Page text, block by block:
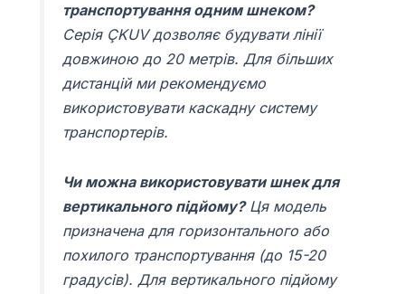
транспортування одним шнеком?
Серія ÇKUV дозволяє будувати лінії
довжиною до 20 метрів. Для більших
дистанцій ми рекомендуємо
використовувати каскадну систему
транспортерів.
Чи можна використовувати шнек для
вертикального підйому?Ця модель
призначена для горизонтального або
похилого транспортування (до 15-20
градусів). Для вертикального підйому